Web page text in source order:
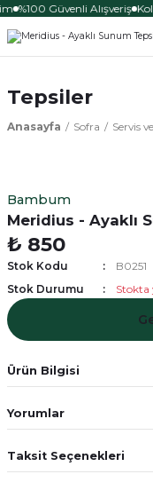
%100 Güvenli Alışveriş
Tepsiler
Anasayfa Sofra Servis
Bambum
Meridius - Ayaklı
₺ 850
Stok Kodu
B0251
Stok Durumu
Stokta
Ürün Bilgisi
Yorumlar
Taksit Seçenekleri